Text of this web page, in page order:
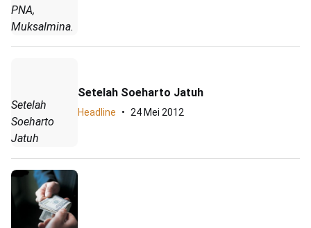
PNA,
Muksalmina.
Setelah
Soeharto
Jatuh
Setelah Soeharto Jatuh
Headline 24 Mei 2012